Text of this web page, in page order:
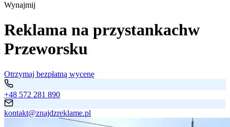
Wynajmij
Reklama na przystankachw
Przeworsku
Otrzymaj bezpłatną wycenę
+48 572 281 890
kontakt@znajdzreklame.pl